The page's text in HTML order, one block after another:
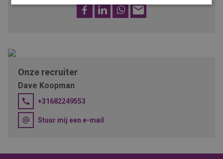
FacebookLinkedInWhatsApp
E-
Onze recruiter
Dave Koopman
+31682249553
Stuur mij een e-mail